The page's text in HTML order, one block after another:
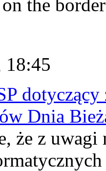
the
18:45
dotyczący
Dnia
że z uwagi